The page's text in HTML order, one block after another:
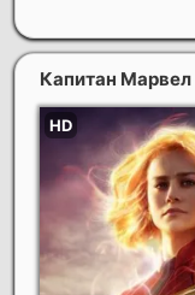
Капитан Марвел